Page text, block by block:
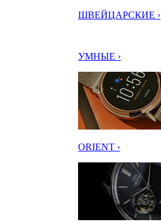
ШВЕЙЦАРСКИЕ ›
УМНЫЕ ›
ORIENT ›